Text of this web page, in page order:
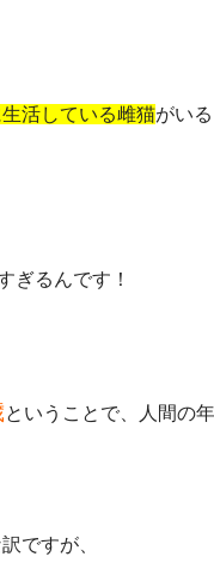
活している雌猫がい
ぎるんです！
ということで、人間の
ですが、